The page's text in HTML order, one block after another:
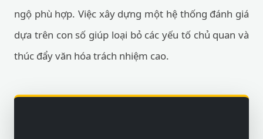
ngộ phù hợp. Việc xây dựng một hệ thống đánh giá
dựa trên con số giúp loại bỏ các yếu tố chủ quan và
thúc đẩy văn hóa trách nhiệm cao.